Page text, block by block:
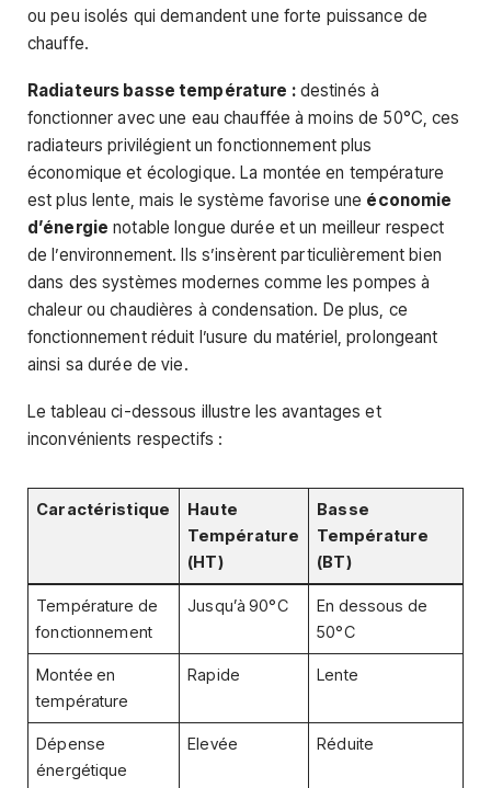
ou peu isolés qui demandent une forte puissance de
chauffe.
Radiateurs basse température :destinés à
fonctionner avec une eau chauffée à moins de 50°C, ces
radiateurs privilégient un fonctionnement plus
économique et écologique. La montée en température
est plus lente, mais le système favorise une économie
d’énergie notable longue durée et un meilleur respect
de l’environnement. Ils s’insèrent particulièrement bien
dans des systèmes modernes comme les pompes à
chaleur ou chaudières à condensation. De plus, ce
fonctionnement réduit l’usure du matériel, prolongeant
ainsi sa durée de vie.
Le tableau ci-dessous illustre les avantages et
inconvénients respectifs :
Caractéristique
Haute
Température
(HT)
Basse
Température
(BT)
Température de
fonctionnement
Jusqu’à 90°C
En dessous de
50°C
Montée en
température
Rapide Lente
Dépense
énergétique
Elevée Réduite